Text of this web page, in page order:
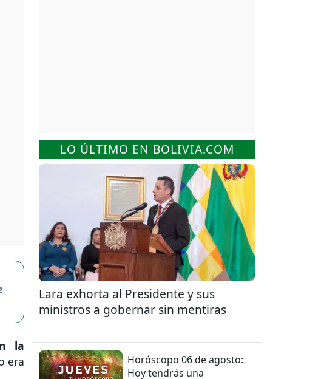
la
era
LO ÚLTIMO EN BOLIVIA.COM
Lara exhorta al Presidente y sus
ministros a gobernar sin mentiras
Horóscopo 06 de agosto:
Hoy tendrás una